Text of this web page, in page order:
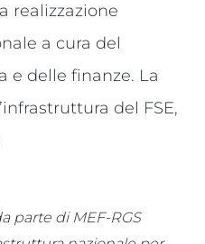
realizzazione
a cura del
e delle finanze. La
del FSE,
parte di MEF-RGS